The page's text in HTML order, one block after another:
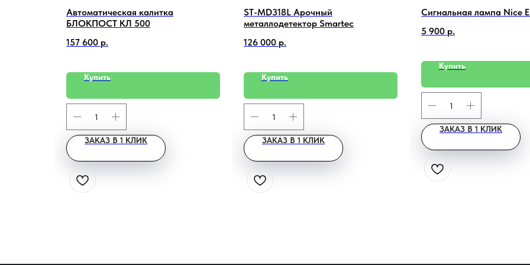
Автоматическая калитка
БЛОКПОСТ КЛ 500
157 600 р.
Купить
ЗАКАЗ В 1 КЛИК
ST-MD318L Арочный
металлодетектор Smartec
126 000 р.
Купить
ЗАКАЗ В 1 КЛИК
Сигнальная лампа Nice
5 900 р.
Купить
ЗАКАЗ В 1 КЛИК